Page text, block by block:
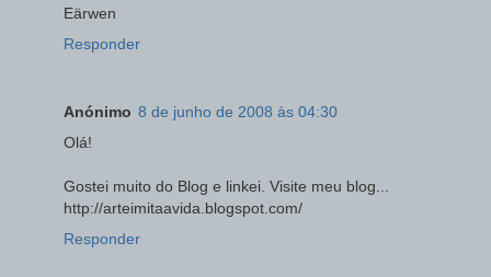
Eärwen
Responder
Anónimo 8 de junho de 2008 às 04:30
Olá!
Gostei muito do Blog e linkei. Visite meu blog...
http://arteimitaavida.blogspot.com/
Responder